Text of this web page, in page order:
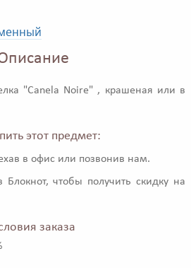
"Canela Noire" , крашеная или в
этот предмет:
в офис или позвонив нам.
чтобы получить скидку на
заказа